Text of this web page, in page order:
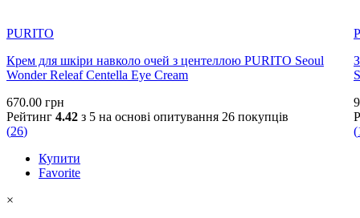
PURITO
Крем для шкіри навколо очей з центеллою PURITO Seoul
Wonder Releaf Centella Eye Cream
670.00 грн
Рейтинг 4.42 з 5 на основі опитування 26 покупців
(26)
Купити
Favorite
(
×